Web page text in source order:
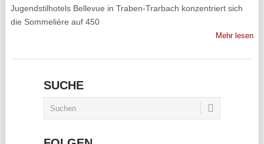
Jugendstilhotels Bellevue in Traben-Trarbach konzentriert sich
die Sommelière auf 450
Mehr lesen
SUCHE